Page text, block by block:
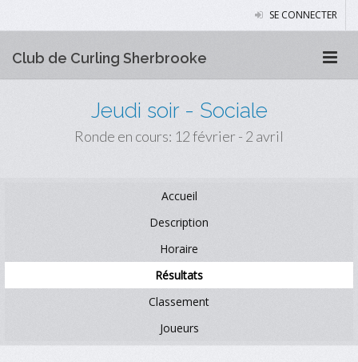
SE CONNECTER
Club de Curling Sherbrooke
Jeudi soir - Sociale
Ronde en cours: 12 février - 2 avril
Accueil
Description
Horaire
Résultats
Classement
Joueurs